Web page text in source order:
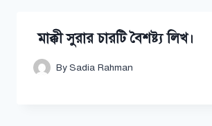
মাক্কী সুরার চারটি বৈশষ্ট্য লিখ।
BySadia Rahman